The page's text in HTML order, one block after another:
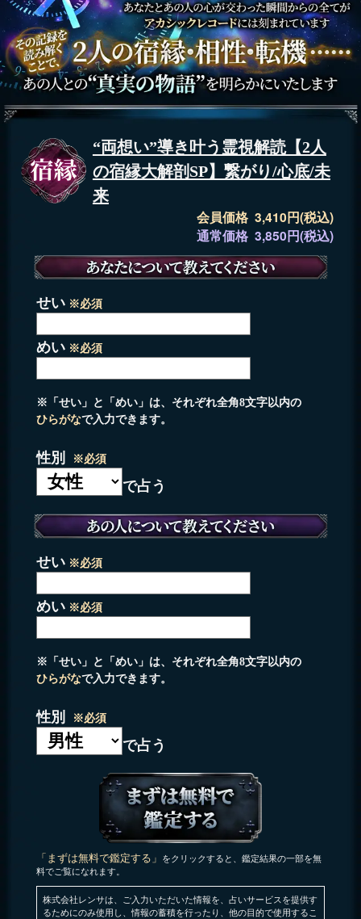
“両想い”導き叶う霊視解読【2人
の宿縁大解剖SP】繋がり/心底/未
来
会員価格 3,410円(税込)
通常価格 3,850円(税込)
せい ※必須
めい ※必須
※「せい」と「めい」は、それぞれ全角8文字以内の
ひらがなで入力できます。
性別 ※必須
で占う
せい ※必須
めい ※必須
※「せい」と「めい」は、それぞれ全角8文字以内の
ひらがなで入力できます。
性別 ※必須
で占う
「まずは無料で鑑定する」 をクリックすると、鑑定結果の一部を無
料でご覧になれます。
株式会社レンサは、ご入力いただいた情報を、占いサービスを提供す
るためにのみ使用し、情報の蓄積を行ったり、他の目的で使用するこ